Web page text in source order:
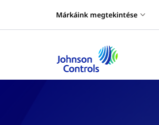
Márkáink megtekintése